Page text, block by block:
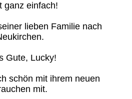
ganz einfach!
lieben Familie nach
Gute, Lucky!
schön mit ihrem neuen
mit.